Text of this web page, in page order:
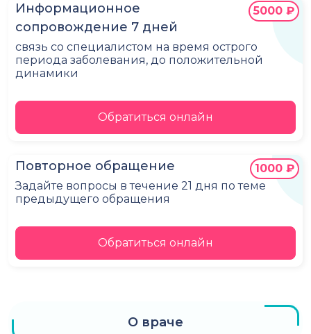
Информационное
сопровождение 7 дней
связь со специалистом на время острого
периода заболевания, до положительной
динамики
5000 ₽
Обратиться онлайн
Повторное обращение
Задайте вопросы в течение 21 дня по теме
предыдущего обращения
1000 ₽
Обратиться онлайн
О враче